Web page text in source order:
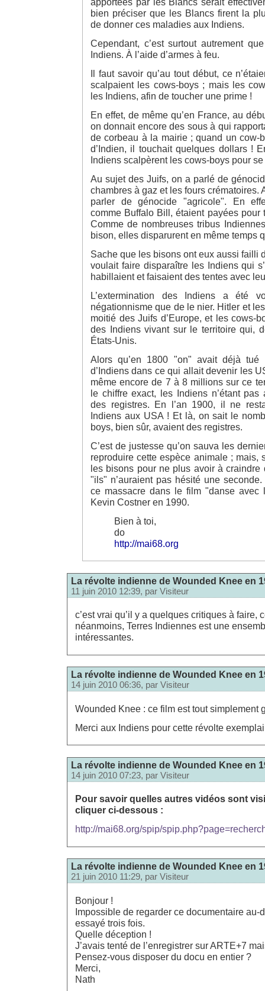
bien préciser que les Blancs firent la
de donner ces maladies aux Indiens.
Cependant, c’est surtout autrement
Indiens. À l’aide d’armes à feu.
Il faut savoir qu’au tout début, ce
scalpaient les cows-boys ; mais les
les Indiens, afin de toucher une prime !
En effet, de même qu’en France, au
on donnait encore des sous à qui
de corbeau à la mairie ; quand un cow-
d’Indien, il touchait quelques dollars !
Indiens scalpèrent les cows-boys pour
Au sujet des Juifs, on a parlé de
chambres à gaz et les fours crématoires.
parler de génocide "agricole". En
comme Buffalo Bill, étaient payées pour
Comme de nombreuses tribus
bison, elles disparurent en même temps
Sache que les bisons ont eux aussi failli
voulait faire disparaître les Indiens qui
habillaient et faisaient des tentes avec
L’extermination des Indiens a été
négationnisme que de le nier. Hitler et
moitié des Juifs d’Europe, et les cows-
des Indiens vivant sur le territoire qui,
États-Unis.
Alors qu’en 1800 "on" avait déjà tué
d’Indiens dans ce qui allait devenir les
même encore de 7 à 8 millions sur ce
le chiffre exact, les Indiens n’étant
des registres. En l’an 1900, il ne
Indiens aux USA ! Et là, on sait le
boys, bien sûr, avaient des registres.
C’est de justesse qu’on sauva les
reproduire cette espèce animale ; mais,
les bisons pour ne plus avoir à craindre
"ils" n’auraient pas hésité une
ce massacre dans le film "danse avec
Kevin Costner en 1990.
Bien à toi,
do
http://mai68.org
La révolte indienne de Wounded Knee en
11 juin 2010 12:39, par Visiteur
c’est vrai qu’il y a quelques critiques à faire,
néanmoins, Terres Indiennes est une
intéressantes.
La révolte indienne de Wounded Knee en
14 juin 2010 06:36, par Visiteur
Wounded Knee : ce film est tout simplement
Merci aux Indiens pour cette révolte
La révolte indienne de Wounded Knee en
14 juin 2010 07:23, par Visiteur
Pour savoir quelles autres vidéos sont
cliquer ci-dessous :
http://mai68.org/spip/
La révolte indienne de Wounded Knee en
21 juin 2010 11:29, par Visiteur
Bonjour !
Impossible de regarder ce documentaire au-
essayé trois fois.
Quelle déception !
J’avais tenté de l’enregistrer sur ARTE+7
Pensez-vous disposer du docu en entier ?
Merci,
Nath